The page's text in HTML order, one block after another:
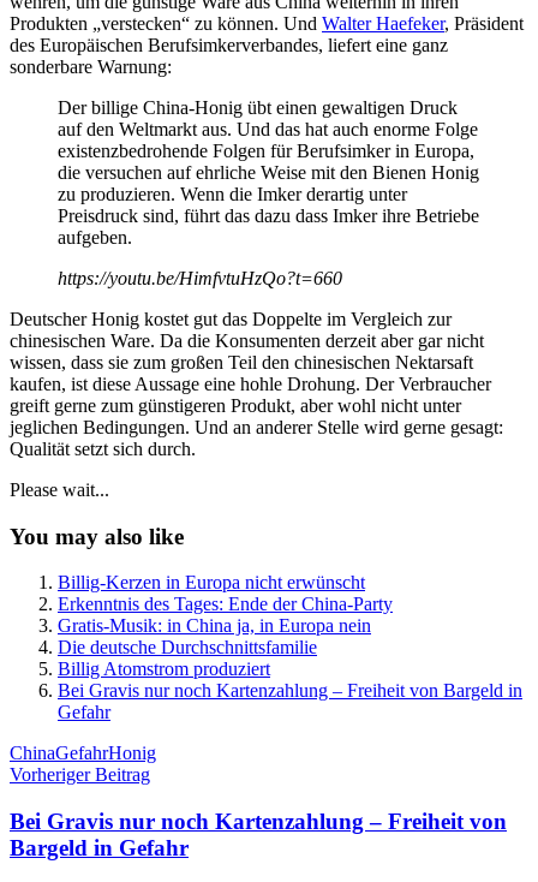
Produkten „verstecken“ zu können. Und Walter Haefeker, Präsident
des Europäischen Berufsimkerverbandes, liefert eine ganz
sonderbare Warnung:
Der billige China-Honig übt einen gewaltigen Druck
auf den Weltmarkt aus. Und das hat auch enorme Folge
existenzbedrohende Folgen für Berufsimker in Europa,
die versuchen auf ehrliche Weise mit den Bienen Honig
zu produzieren. Wenn die Imker derartig unter
Preisdruck sind, führt das dazu dass Imker ihre Betriebe
aufgeben.
https://youtu.be/HimfvtuHzQo?t=660
Deutscher Honig kostet gut das Doppelte im Vergleich zur
chinesischen Ware. Da die Konsumenten derzeit aber gar nicht
wissen, dass sie zum großen Teil den chinesischen Nektarsaft
kaufen, ist diese Aussage eine hohle Drohung. Der Verbraucher
greift gerne zum günstigeren Produkt, aber wohl nicht unter
jeglichen Bedingungen. Und an anderer Stelle wird gerne gesagt:
Qualität setzt sich durch.
Please wait...
You may also like
Billig-Kerzen in Europa nicht erwünscht
Erkenntnis des Tages: Ende der China-Party
Gratis-Musik: in China ja, in Europa nein
Die deutsche Durchschnittsfamilie
Billig Atomstrom produziert
Bei Gravis nur noch Kartenzahlung – Freiheit von Bargeld in
Gefahr
Schlagwörter
ChinaGefahrHonig
Beitragsnavigation
Vorheriger Beitrag
Bei Gravis nur noch Kartenzahlung – Freiheit von
Bargeld in Gefahr